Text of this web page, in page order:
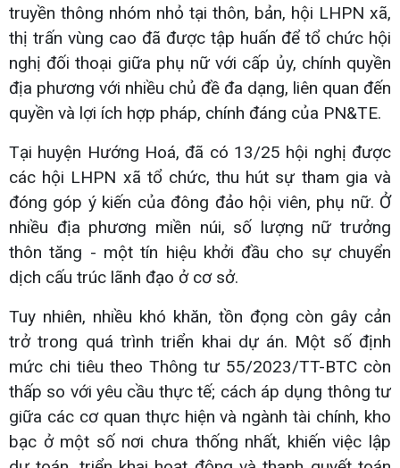
truyền thông nhóm nhỏ tại thôn, bản, hội LHPN xã,
thị trấn vùng cao đã được tập huấn để tổ chức hội
nghị đối thoại giữa phụ nữ với cấp ủy, chính quyền
địa phương với nhiều chủ đề đa dạng, liên quan đến
quyền và lợi ích hợp pháp, chính đáng của PN&TE.
Tại huyện Hướng Hoá, đã có 13/25 hội nghị được
các hội LHPN xã tổ chức, thu hút sự tham gia và
đóng góp ý kiến của đông đảo hội viên, phụ nữ. Ở
nhiều địa phương miền núi, số lượng nữ trưởng
thôn tăng - một tín hiệu khởi đầu cho sự chuyển
dịch cấu trúc lãnh đạo ở cơ sở.
Tuy nhiên, nhiều khó khăn, tồn đọng còn gây cản
trở trong quá trình triển khai dự án. Một số định
mức chi tiêu theo Thông tư 55/2023/TT-BTC còn
thấp so với yêu cầu thực tế; cách áp dụng thông tư
giữa các cơ quan thực hiện và ngành tài chính, kho
bạc ở một số nơi chưa thống nhất, khiến việc lập